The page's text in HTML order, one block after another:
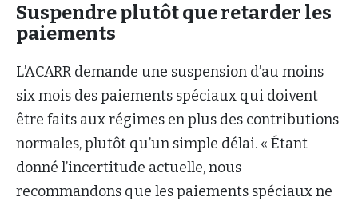
Suspendre plutôt que retarder les
paiements
L’ACARR demande une suspension d’au moins
six mois des paiements spéciaux qui doivent
être faits aux régimes en plus des contributions
normales, plutôt qu’un simple délai. « Étant
donné l’incertitude actuelle, nous
recommandons que les paiements spéciaux ne